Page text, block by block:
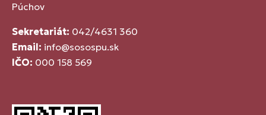
Púchov
Sekretariát: 042/4631 360
Email: info@sosospu.sk
IČO: 000 158 569